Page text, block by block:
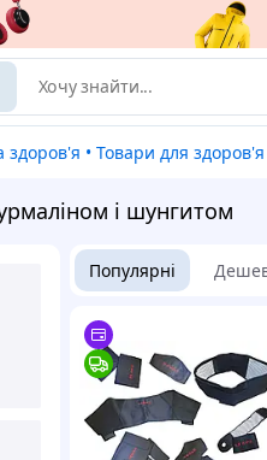
здоров'я • Товари для здоров'я
і шунгитом
Популярні